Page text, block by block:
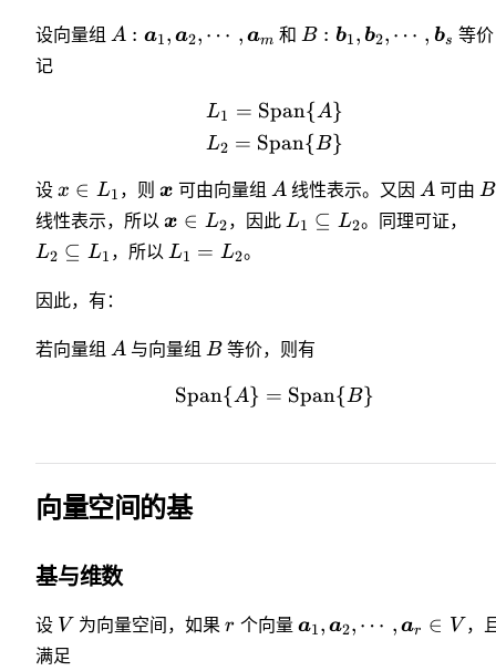
设向量组 A : a1, a2, ⋯ , am 和 B : b1, b2, ⋯ , bs 等
记
L1 = Span{A}
L2 = Span{B}
设 x ∈ L1 ，则 x 可由向量组 A 线性表示。又因 A 可由 B
线性表示，所以 x ∈ L2 ，因此 L1 ⊆ L2。同理可证，
L2 ⊆ L1 ，所以 L1 = L2。
因此，有：
若向量组 A 与向量组 B等价，则有
Span{A} = Span{B}
向量空间的基
基与维数
设 V 为向量空间，如果r 个向量 a1, a2, ⋯ , ar ∈ V ，
满足